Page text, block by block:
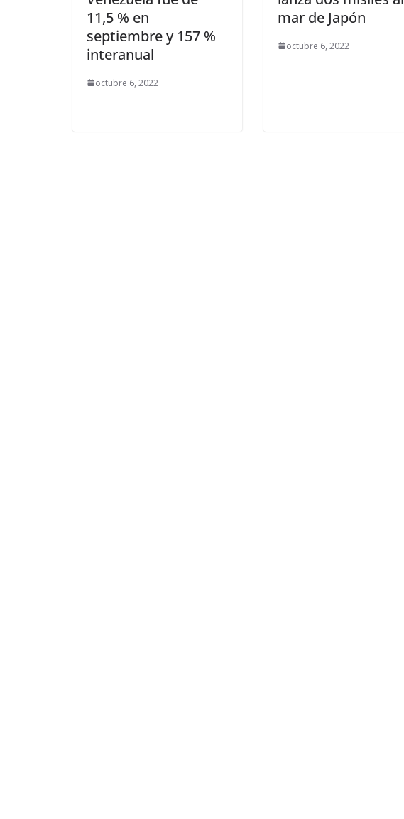
11,5 % en
septiembre y 157 %
interanual
octubre 6, 2022
mar de Japón
octubre 6, 2022